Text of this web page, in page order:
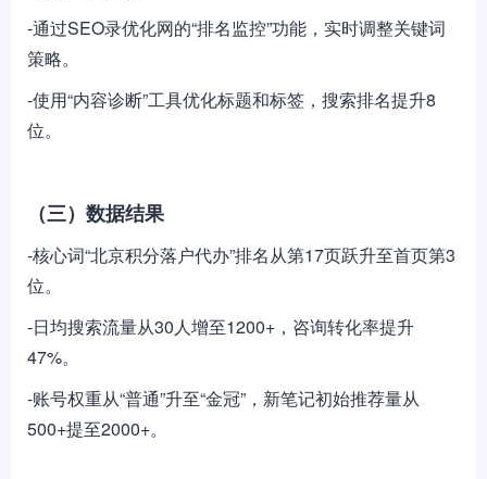
-通过SEO录优化网的“排名监控”功能，实时调整关键词
策略。
-使用“内容诊断”工具优化标题和标签，搜索排名提升8
位。
（三）数据结果
-核心词“北京积分落户代办”排名从第17页跃升至首页第3
位。
-日均搜索流量从30人增至1200+，咨询转化率提升
47%。
-账号权重从“普通”升至“金冠”，新笔记初始推荐量从
500+提至2000+。